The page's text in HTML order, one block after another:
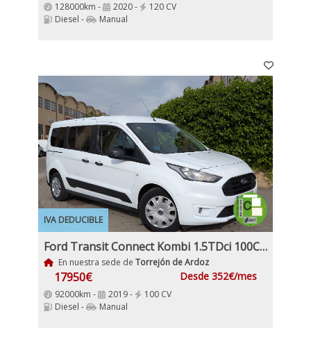
128000km - 2020 -
120 CV
Diesel -
Manual
IVA DEDUCIBLE
Ford Transit Connect Kombi 1.5TDci 100Cv Trend 230 L2 (M1)
En nuestra sede de Torrejón de Ardoz
17950€ Desde 352€/mes
92000km - 2019 -
100 CV
Diesel -
Manual